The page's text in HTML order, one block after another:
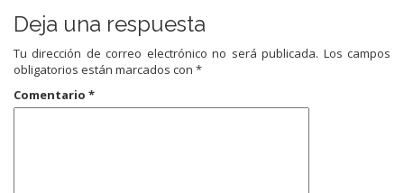
Deja una respuesta
Tu dirección de correo electrónico no será publicada. Los campos
obligatorios están marcados con *
Comentario *